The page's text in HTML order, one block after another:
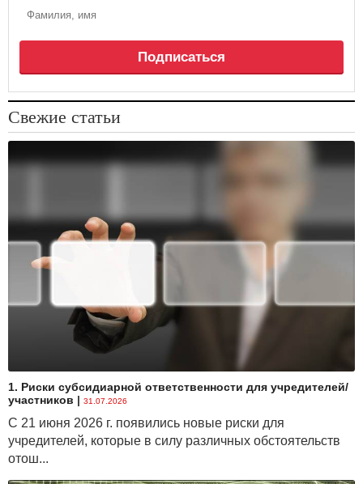
Подписаться
Свежие статьи
1. Риски субсидиарной ответственности для учредителей/
участников | 31.07.2026
С 21 июня 2026 г. появились новые риски для
учредителей, которые в силу различных обстоятельств
отош...